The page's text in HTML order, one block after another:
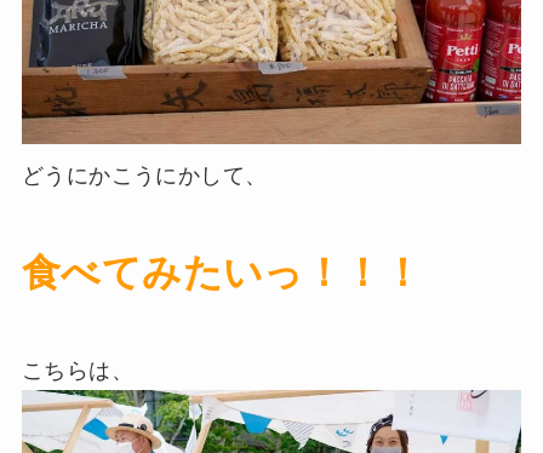
どうにかこうにかして、
食べてみたいっ！！！
こちらは、